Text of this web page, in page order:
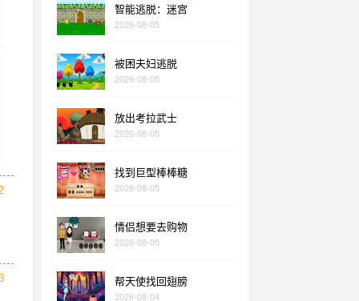
智能逃脱：迷宫
2026-08-05
被困夫妇逃脱
2026-08-05
放出考拉武士
2026-08-05
找到巨型棒棒糖
2026-08-05
情侣想要去购物
2026-08-05
帮天使找回翅膀
2026-08-04